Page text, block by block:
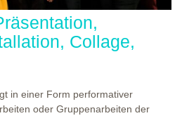
Collage,
in einer Form performativer
oder Gruppenarbeiten der